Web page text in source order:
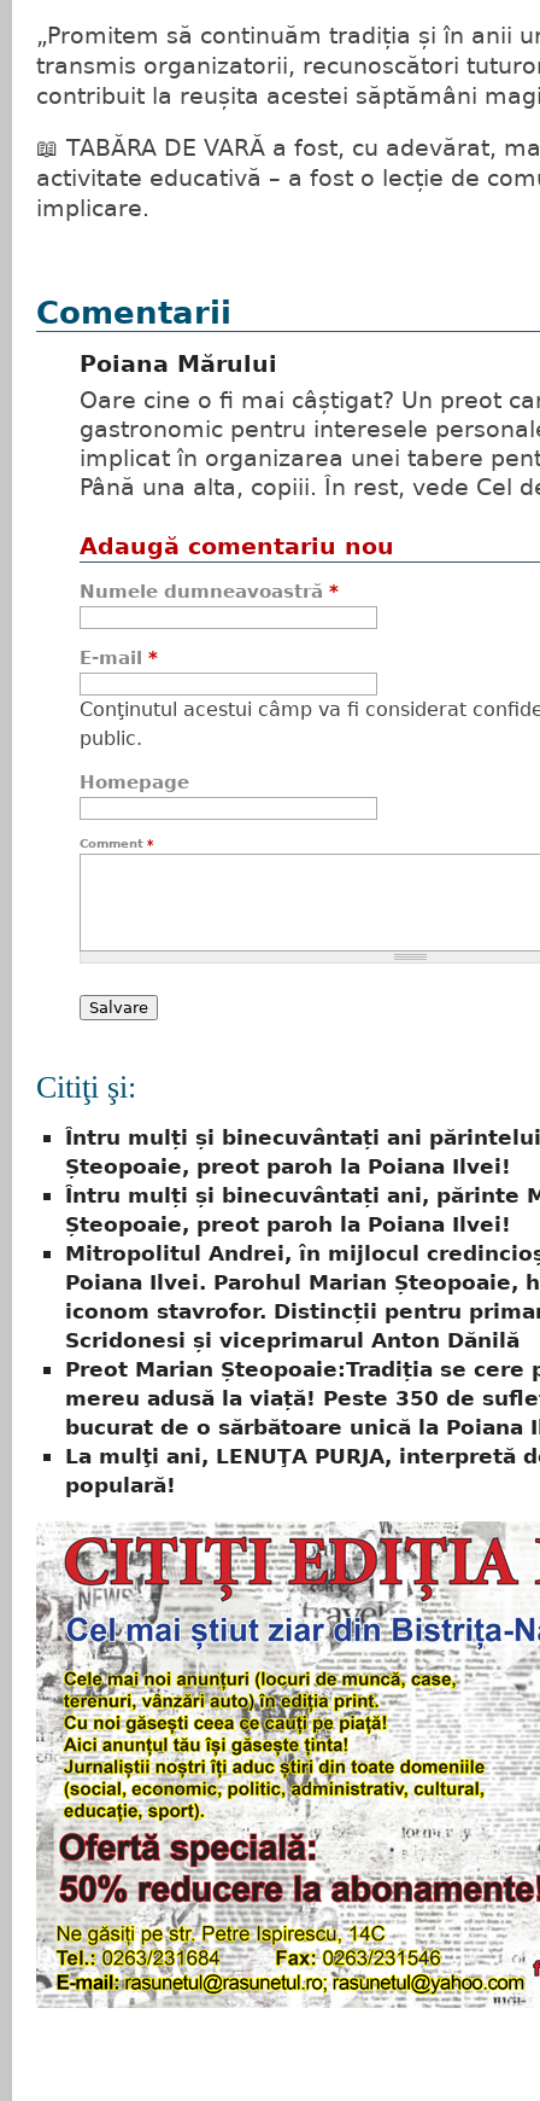
„Promitem să continuăm tradiția și în anii
transmis organizatorii, recunoscători
contribuit la reușita acestei săptămâni
📖 TABĂRA DE VARĂ a fost, cu adevărat,
activitate educativă – a fost o lecție de
implicare.
Comentarii
Poiana Mărului
Oare cine o fi mai câștigat? Un preot
gastronomic pentru interesele
implicat în organizarea unei tabere
Până una alta, copiii. În rest, vede Cel
Adaugă comentariu nou
Numele dumneavoastră *
E-mail *
Conţinutul acestui câmp va fi considerat
public.
Homepage
Comment *
Citiţi şi:
Întru mulți și binecuvântați ani
Șteopoaie, preot paroh la Poiana Ilvei!
Întru mulți și binecuvântați ani, părinte
Șteopoaie, preot paroh la Poiana Ilvei!
Mitropolitul Andrei, în mijlocul
Poiana Ilvei. Parohul Marian Șteopoaie,
iconom stavrofor. Distincții pentru
Scridonesi și viceprimarul Anton Dănilă
Preot Marian Șteopoaie:Tradiția se cere
mereu adusă la viață! Peste 350 de
bucurat de o sărbătoare unică la Poiana
La mulţi ani, LENUŢA PURJA, interpretă
populară!